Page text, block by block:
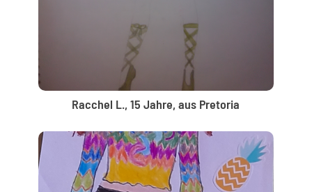
Racchel L., 15 Jahre, aus Pretoria